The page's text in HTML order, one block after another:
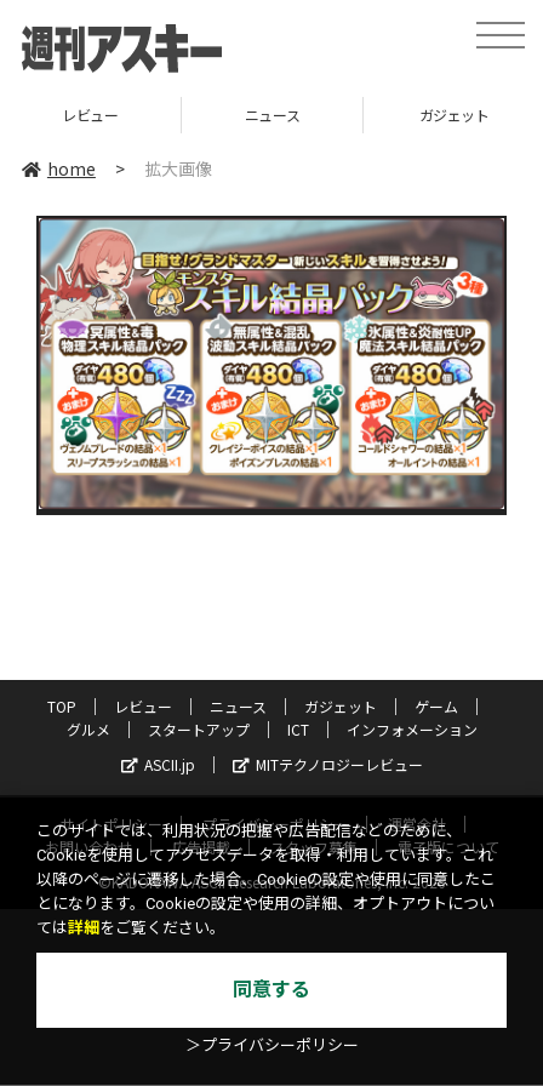
toggle
レビュー ニュース ガジェット
home > 拡大画像
TOP レビュー ニュース ガジェット
ゲーム
グルメ
スタートアップ ICT
インフォメーション
ASCII.jp
MITテクノロジーレビュー
サイトポリシー プライバシーポリシー
運営会社
お問い合わせ
広告掲載 スタッフ募集
電子版について
©KADOKAWA ASCII Research Laboratories, Inc. 2026
このサイトでは、利用状況の把握や広告配信などのために、
Cookieを使用してアクセスデータを取得・利用しています。これ
以降のページに遷移した場合、Cookieの設定や使用に同意したこ
とになります。Cookieの設定や使用の詳細、オプトアウトについ
ては詳細 をご覧ください。
同意する
＞プライバシーポリシー